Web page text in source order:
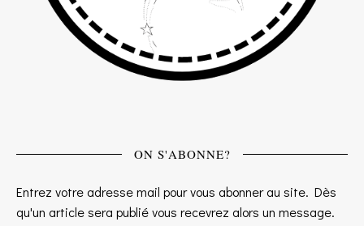
ON S'ABONNE?
Entrez votre adresse mail pour vous abonner au site. Dès
qu'un article sera publié vous recevrez alors un message.